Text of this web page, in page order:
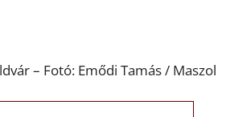
– Fotó: Emődi Tamás / Maszol